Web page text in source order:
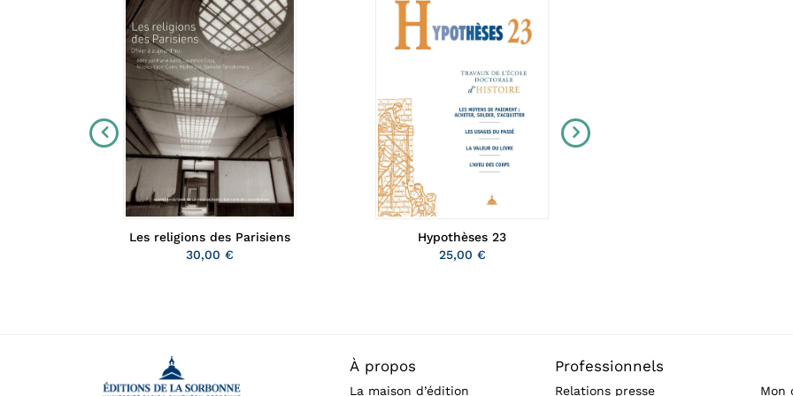
Les religions des Parisiens
30,00 €
Hypothèses 23
25,00 €
À propos
La maison d’édition
Professionnels
Relations presse Mon